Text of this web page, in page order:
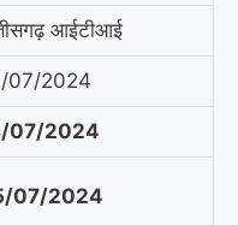
आईटीआई
07/2024
07/2024
07/2024